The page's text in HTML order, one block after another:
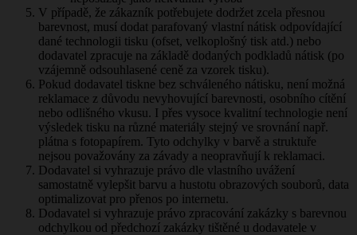
V případě, že zákazník potřebujete dodržet zcela přesnou
barevnost, musí dodat parafovaný vlastní nátisk odpovídající
dané technologii tisku (ofset, velkoplošný tisk atd.) nebo
dodavatel zpracuje na základě dodaných podkladů nátisk (po
vzájemně odsouhlasené ceně za vzorek tisku).
Pokud dodavatel tiskne bez schváleného nátisku, není možná
reklamace z důvodu nevyhovující barevnosti, osobního cítění
nebo odlišného vkusu. I přes vysoce kvalitní technologie není
výsledek tisku na různé materiály stejný ve srovnání např.
plátna s fotopapírem. Tyto odchylky v barvě a struktuře
nejsou považovány za závady a neopravňují k reklamaci.
Dodavatel si vyhrazuje právo dle vlastního uvážení
samostatně vylepšit barvu a hustotu obrazových souborů, data
optimalizovat pro přenos po internetu.
Dodavatel si vyhrazuje právo zpracování zakázky s barevnou
odchylkou od předchozí zakázky tištěné u dodavatele v